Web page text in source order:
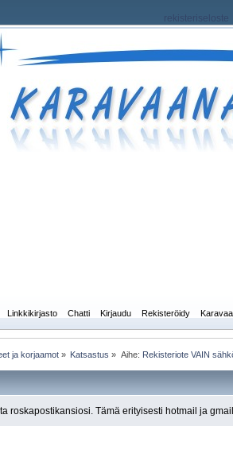
rekisteriseloste
Linkkikirjasto Chatti Kirjaudu Rekisteröidy
ja korjaamot » Katsastus » Aihe: Rekisteriote VAIN
roskapostikansiosi. Tämä erityisesti hotmail ja